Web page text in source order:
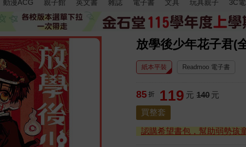
動漫ACG 親子館 英文書 雜誌 電子書 文具 玩具親子 3C
放學後少年花子君(
紙本平裝 Readmoo 電子書
85 折 119 元 140 元
買整套
認購希望書包，幫助弱勢孩